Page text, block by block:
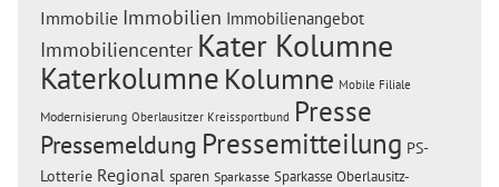
Immobilie Immobilien Immobilienangebot
Immobiliencenter Kater Kolumne
Katerkolumne Kolumne Mobile Filiale
Modernisierung Oberlausitzer Kreissportbund Presse
Pressemeldung Pressemitteilung PS-
Lotterie Regional sparen Sparkasse Sparkasse Oberlausitz-